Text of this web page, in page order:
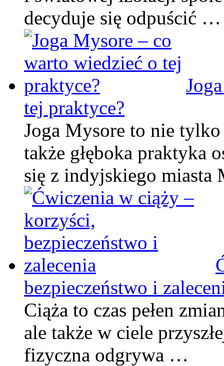
decyduje się odpuścić …
tej praktyce?
Joga Mysore to nie
także głęboka praktyka
się z indyjskiego
bezpieczeństwo i
Ciąża to czas pełen
ale także w ciele
fizyczna odgrywa …